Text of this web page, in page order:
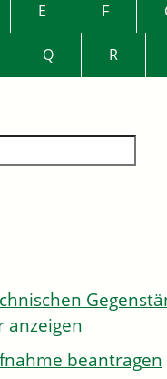
E F
Q R
anzeigen
beantragen